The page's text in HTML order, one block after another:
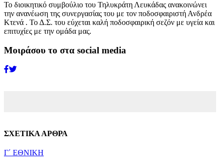
Το διοικητικό συμβούλιο του Τηλυκράτη Λευκάδας ανακοινώνει
την ανανέωση της συνεργασίας του με τον ποδοσφαιριστή Ανδρέα
Κτενά . Το Δ.Σ. του εύχεται καλή ποδοσφαιρική σεζόν με υγεία και
επιτυχίες με την ομάδα μας.
Μοιράσου το στα social media
ΣΧΕΤΙΚΑ ΑΡΘΡΑ
Γ΄ ΕΘΝΙΚΗ